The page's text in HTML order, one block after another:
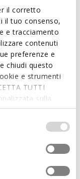
il corretto
il tuo consenso,
e tracciamento
contenuti
preferenze e
chiudi questo
e strumenti
TUTTI
sulla
quali cookies ed
Per maggiori
momento le
addition to a city
guarantees
foot in swiftly